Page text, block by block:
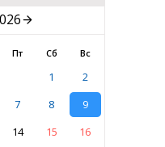
Пт Сб Вс
1
2
7 8
9
14 15
16